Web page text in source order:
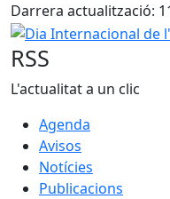
Darrera actualització:
Dia Internacional de
RSS
L'actualitat a un clic
Agenda
Avisos
Notícies
Publicacions